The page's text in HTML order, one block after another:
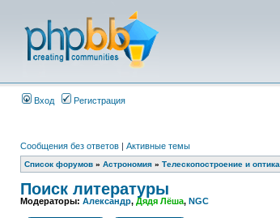
Вход Регистрация
Сообщения без ответов | Активные темы
Список форумов » Астрономия » Телескопостроение и оптика
Поиск литературы
Модераторы: Александр, Дядя Лёша, NGC